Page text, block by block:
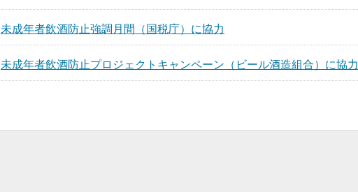
未成年者飲酒防止強調月間（国税庁）に協力
未成年者飲酒防止プロジェクトキャンペーン（ビール酒造組合）に協力